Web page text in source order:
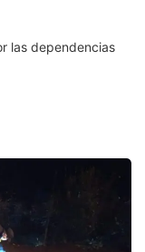
las dependencias